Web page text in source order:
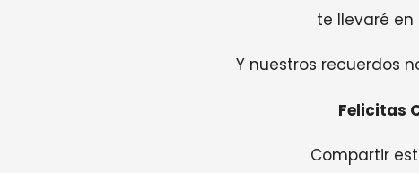
te llevaré en
Y nuestros recuerdos
Felicitas
Compartir